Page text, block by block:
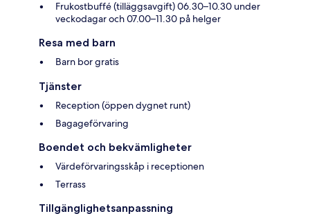
Frukostbuffé (tilläggsavgift) 06.30–10.30 under
veckodagar och 07.00–11.30 på helger
Resa med barn
Barn bor gratis
Tjänster
Reception (öppen dygnet runt)
Bagageförvaring
Boendet och bekvämligheter
Värdeförvaringsskåp i receptionen
Terrass
Tillgänglighetsanpassning